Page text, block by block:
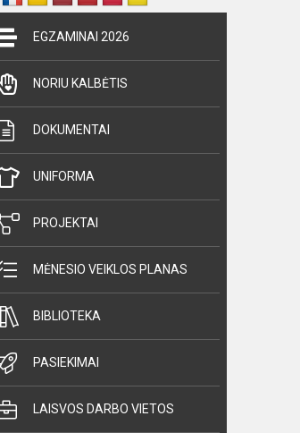
EGZAMINAI 2026
NORIU KALBĖTIS
DOKUMENTAI
UNIFORMA
PROJEKTAI
MĖNESIO VEIKLOS PLANAS
BIBLIOTEKA
PASIEKIMAI
LAISVOS DARBO VIETOS